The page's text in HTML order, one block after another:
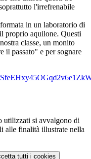
l'irrefrenabile
in un laboratorio di
proprio aquilone. Questi
classe, un monito
il passato" e per sognare
utilizzati si avvalgono di
alle finalità illustrate nella
tutti i cookies